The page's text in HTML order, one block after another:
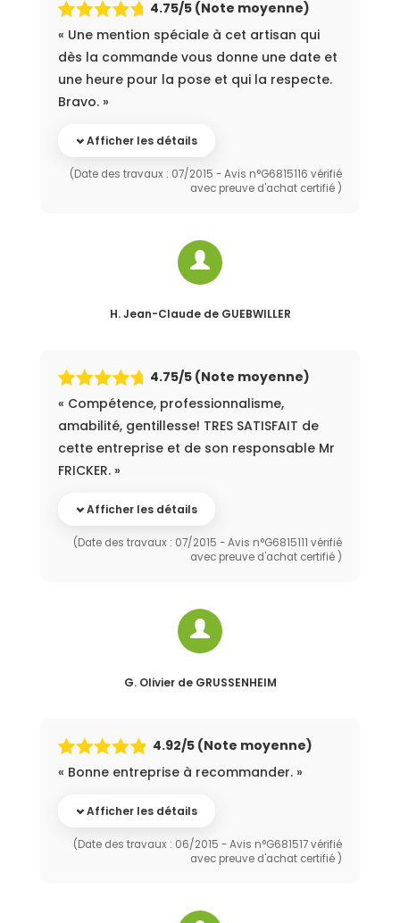
4.75/5 (Note moyenne)
« Une mention spéciale à cet artisan qui
dès la commande vous donne une date et
une heure pour la pose et qui la respecte.
Bravo. »
Afficher les détails
(Date des travaux : 07/2015 - Avis n°G6815116 vérifié
avec preuve d'achat certifié )
H. Jean-Claudede GUEBWILLER
4.75/5 (Note moyenne)
« Compétence, professionnalisme,
amabilité, gentillesse! TRES SATISFAIT de
cette entreprise et de son responsable Mr
FRICKER. »
Afficher les détails
(Date des travaux : 07/2015 - Avis n°G6815111 vérifié
avec preuve d'achat certifié )
G. Olivierde GRUSSENHEIM
4.92/5 (Note moyenne)
« Bonne entreprise à recommander. »
Afficher les détails
(Date des travaux : 06/2015 - Avis n°G681517 vérifié
avec preuve d'achat certifié )